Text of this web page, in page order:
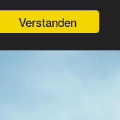
Verstanden